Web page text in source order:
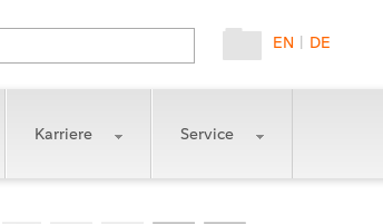
DE
|
EN
Karriere Service